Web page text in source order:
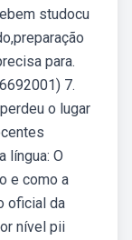
studocu
para.
7.
o lugar
língua: O
e como a
oficial da
nível pii